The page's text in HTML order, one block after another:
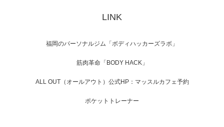
「ねとらぼ」さんに…
LINK
福岡のパーソナルジム「ボディハッカーズラボ」
筋肉革命「BODY HACK」
ALL OUT（オールアウト）公式HP：マッスルカフェ予約
ポケットトレーナー